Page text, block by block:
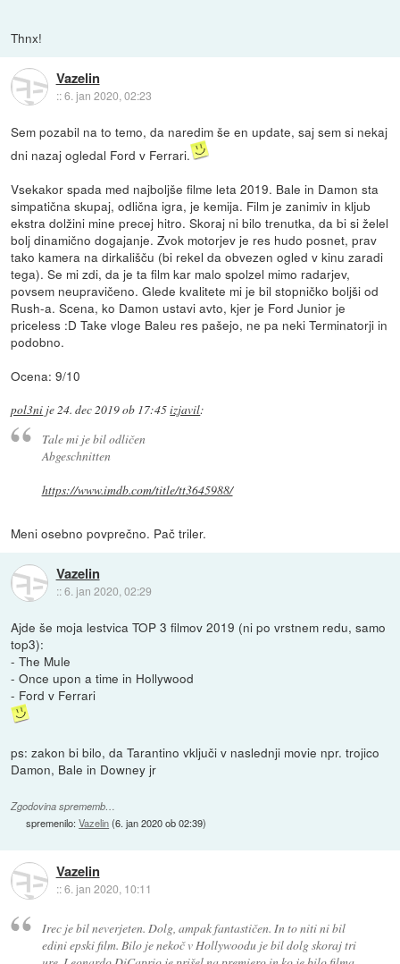
Thnx!
Vazelin
::6. jan 2020, 02:23
Sem pozabil na to temo, da naredim še en update, saj sem si nekaj
dni nazaj ogledal Ford v Ferrari.
Vsekakor spada med najboljše filme leta 2019. Bale in Damon sta
simpatična skupaj, odlična igra, je kemija. Film je zanimiv in kljub
ekstra dolžini mine precej hitro. Skoraj ni bilo trenutka, da bi si želel
bolj dinamično dogajanje. Zvok motorjev je res hudo posnet, prav
tako kamera na dirkališču (bi rekel da obvezen ogled v kinu zaradi
tega). Se mi zdi, da je ta film kar malo spolzel mimo radarjev,
povsem neupravičeno. Glede kvalitete mi je bil stopničko boljši od
Rush-a. Scena, ko Damon ustavi avto, kjer je Ford Junior je
priceless :D Take vloge Baleu res pašejo, ne pa neki Terminatorji in
podobno.
Ocena: 9/10
pol3ni je 24. dec 2019 ob 17:45izjavil:
Tale mi je bil odličen
Abgeschnitten
https://www.imdb.com/title/tt3645988/
Meni osebno povprečno. Pač triler.
Vazelin
::6. jan 2020, 02:29
Ajde še moja lestvica TOP 3 filmov 2019 (ni po vrstnem redu, samo
top3):
- The Mule
- Once upon a time in Hollywood
- Ford v Ferrari
ps: zakon bi bilo, da Tarantino vključi v naslednji movie npr. trojico
Damon, Bale in Downey jr
Zgodovina sprememb…
spremenilo:Vazelin(6. jan 2020 ob 02:39)
Vazelin
::6. jan 2020, 10:11
Irec je bil neverjeten. Dolg, ampak fantastičen. In to niti ni bil
edini epski film. Bilo je nekoč v Hollywoodu je bil dolg skoraj tri